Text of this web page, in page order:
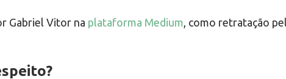
Gabriel Vitor na plataforma Medium, como retratação